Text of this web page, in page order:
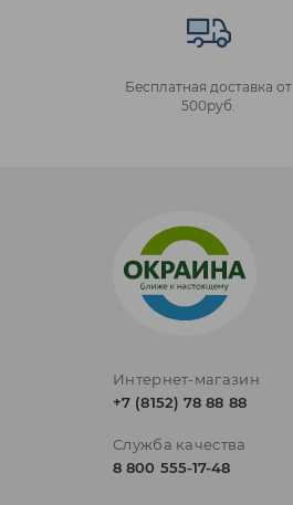
Бесплатная доставка от
500руб.
Интернет-магазин
+7 (8152) 78 88 88
Служба качества
8 800 555-17-48